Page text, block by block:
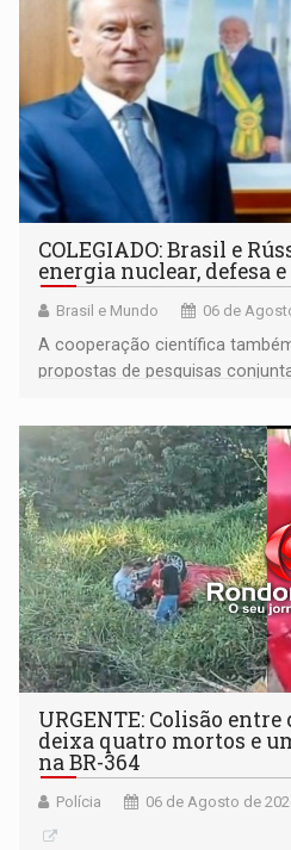
COLEGIADO: Brasil e
energia nuclear, defesa
Brasil e Mundo 06 de
A cooperação científica
propostas de pesquisas
URGENTE: Colisão
deixa quatro mortos e
na BR-364
Polícia 06 de Agosto de